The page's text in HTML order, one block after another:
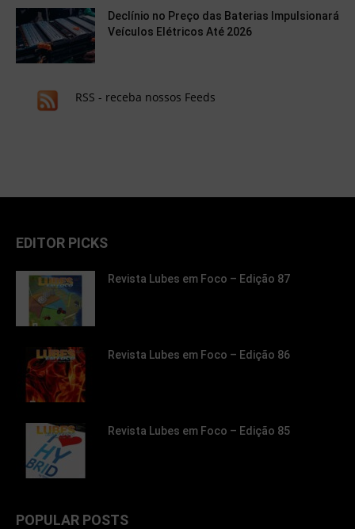
Declínio no Preço das Baterias Impulsionará
Veículos Elétricos Até 2026
RSS - receba nossos Feeds
EDITOR PICKS
Revista Lubes em Foco – Edição 87
Revista Lubes em Foco – Edição 86
Revista Lubes em Foco – Edição 85
POPULAR POSTS